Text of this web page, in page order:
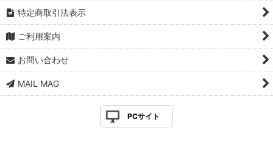
特定商取引法表示
ご利用案内
お問い合わせ
MAIL MAG
PCサイト